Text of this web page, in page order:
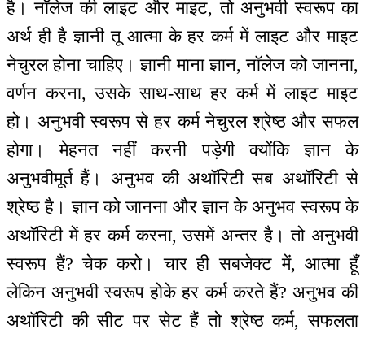
है। नॉलेज की लाइट और माइट, तो अनुभवी स्वरूप का
अर्थ ही है ज्ञानी तू आत्मा के हर कर्म में लाइट और माइट
नेचुरल होना चाहिए। ज्ञानी माना ज्ञान, नॉलेज को जानना,
वर्णन करना, उसके साथ-साथ हर कर्म में लाइट माइट
हो। अनुभवी स्वरूप से हर कर्म नेचुरल श्रेष्ठ और सफल
होगा। मेहनत नहीं करनी पड़ेगी क्योंकि ज्ञान के
अनुभवीमूर्त हैं। अनुभव की अथॉरिटी सब अथॉरिटी से
श्रेष्ठ है। ज्ञान को जानना और ज्ञान के अनुभव स्वरूप के
अथॉरिटी में हर कर्म करना, उसमें अन्तर है। तो अनुभवी
स्वरूप हैं? चेक करो। चार ही सबजेक्ट में, आत्मा हूँ
लेकिन अनुभवी स्वरूप होके हर कर्म करते हैं? अनुभव की
अथॉरिटी की सीट पर सेट हैं तो श्रेष्ठ कर्म, सफलता